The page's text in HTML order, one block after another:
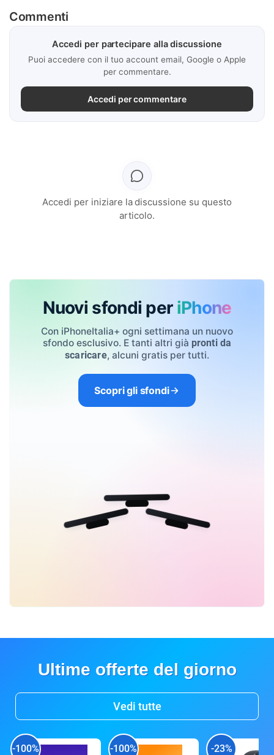
Commenti
Accedi per partecipare alla discussione
Puoi accedere con il tuo account email, Google o Apple
per commentare.
Accedi per commentare
Accedi per iniziare la discussione su questo
articolo.
Nuovi sfondi per iPhone
Con iPhoneItalia+ ogni settimana un nuovo
sfondo esclusivo. E tanti altri già pronti da
scaricare, alcuni gratis per tutti.
Scopri gli sfondi
Ultime offerte del giorno
Vedi tutte
-100% -100% -23%